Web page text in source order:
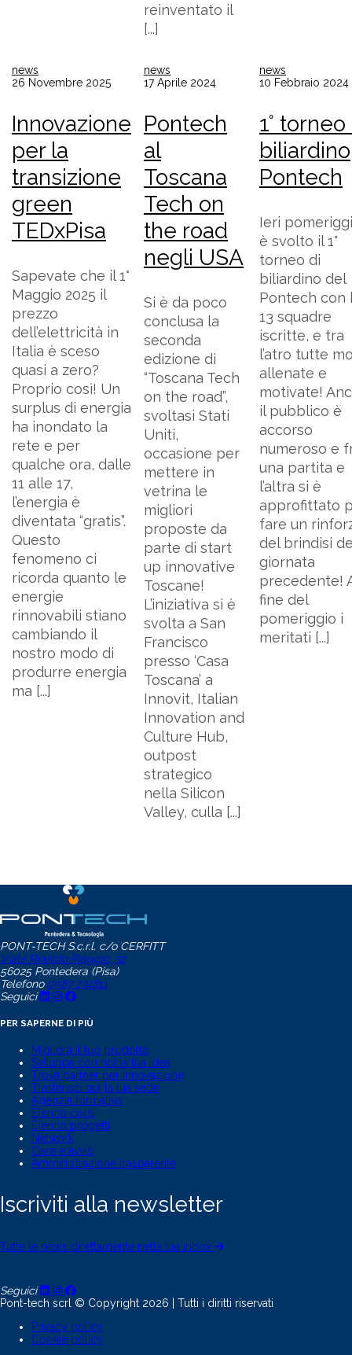
reinventato il
[...]
news
26 Novembre 2025
Innovazione
per la
transizione
green
TEDxPisa
Sapevate che il 1°
Maggio 2025 il
prezzo
dell’elettricità in
Italia è sceso
quasi a zero?
Proprio così! Un
surplus di energia
ha inondato la
rete e per
qualche ora, dalle
11 alle 17,
l’energia è
diventata “gratis”.
Questo
fenomeno ci
ricorda quanto le
energie
rinnovabili stiano
cambiando il
nostro modo di
produrre energia
ma [...]
news
17 Aprile 2024
Pontech
al
Toscana
Tech on
the road
negli USA
Si è da poco
conclusa la
seconda
edizione di
“Toscana Tech
on the road”,
svoltasi Stati
Uniti,
occasione per
mettere in
vetrina le
migliori
proposte da
parte di start
up innovative
Toscane!
L’iniziativa si è
svolta a San
Francisco
presso ‘Casa
Toscana’ a
Innovit, Italian
Innovation and
Culture Hub,
outpost
strategico
nella Silicon
Valley, culla [...]
news
10 Febbraio 2024
1°
biliardino
Pontech
Ieri
è svolto il 1°
torneo di
biliardino del
Pontech con
13 squadre
iscritte, e tra
l’atro tutte
allenate e
motivate!
il pubblico è
accorso
numeroso e
una partita e
l’altra si è
approfittato
fare un
del brindisi
giornata
precedente!
fine del
pomeriggio i
meritati [...]
PONT-TECH S.c.r.l. c/o CERFITT
Viale Rinaldo Piaggio, 32
56025 Pontedera (Pisa)
Telefono 0587 274811
Seguici
PER SAPERNE DI PIÙ
Migliora il tuo prodotto
Sviluppa con noi la tua idea
Trova partner per innovazione
Trasferisci qui la tua sede
Agenzia formativa
Elenco corsi
Elenco progetti
Network
Gare e avvisi
Amministrazione trasparente
Iscriviti alla newsletter
Tutte le news direttamente nella tua inbox
Seguici
Pont-tech scrl © Copyright 2026 | Tutti i diritti riservati
Privacy policy
Cookie policy